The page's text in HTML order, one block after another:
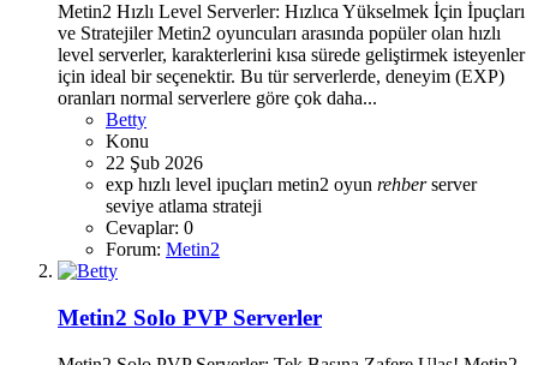
Metin2 Hızlı Level Serverler: Hızlıca Yükselmek İçin İpuçları
ve Stratejiler Metin2 oyuncuları arasında popüler olan hızlı
level serverler, karakterlerini kısa sürede geliştirmek isteyenler
için ideal bir seçenektir. Bu tür serverlerde, deneyim (EXP)
oranları normal serverlere göre çok daha...
Betty
Konu
22 Şub 2026
exp hızlı level ipuçları metin2 oyun rehber server
seviye atlama strateji
Cevaplar: 0
Forum: Metin2
Metin2 Solo PVP Serverler